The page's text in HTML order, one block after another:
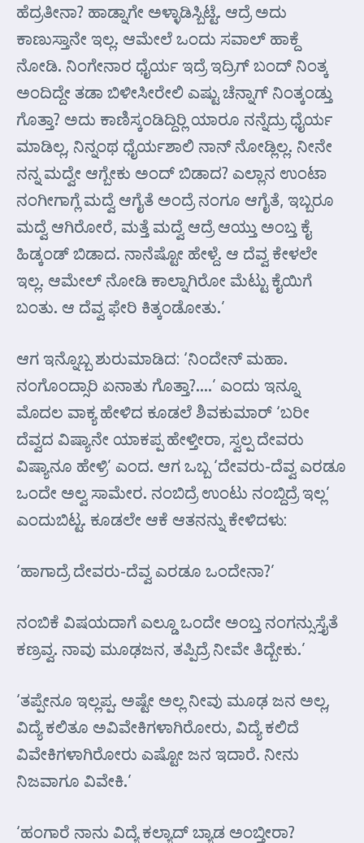
ಹೆದ್ರತೀನಾ? ಹಾಡ್ನಾಗೇ ಅಳ್ಳಾಡಿಸ್ಬಿಟ್ಟೆ. ಆದ್ರೆ ಅದು
ಕಾಣುಸ್ತಾನೇ ಇಲ್ಲ. ಆಮೇಲೆ ಒಂದು ಸವಾಲ್ ಹಾಕ್ದೆ
ನೋಡಿ. ನಿಂಗೇನಾರ ಧೈರ್ಯ ಇದ್ರೆ ಇದ್ರಿಗ್ ಬಂದ್ ನಿಂತ್ಕ
ಅಂದಿದ್ದೇ ತಡಾ ಬಿಳೀಸೀರೇಲಿ ಎಷ್ಟು ಚೆನ್ನಾಗ್ ನಿಂತ್ಕಂಡ್ತು
ಗೊತ್ತಾ? ಅದು ಕಾಣಿಸ್ಕಂಡಿದ್ದಿರ್‍ಲಿ ಯಾರೂ ನನ್ನೆದ್ರು ಧೈರ್ಯ
ಮಾಡಿಲ್ಲ, ನಿನ್ನಂಥ ಧೈರ್ಯಶಾಲಿ ನಾನ್ ನೋಡ್ಲಿಲ್ಲ. ನೀನೇ
ನನ್ನ ಮದ್ವೇ ಆಗ್ಬೇಕು ಅಂದ್ ಬಿಡಾದ? ಎಲ್ಲಾನ ಉಂಟಾ
ನಂಗೀಗಾಗ್ಲೆ ಮದ್ವೆ ಆಗೈತೆ ಅಂದ್ರೆ ನಂಗೂ ಆಗೈತೆ, ಇಬ್ಬರೂ
ಮದ್ವೆ ಆಗಿರೋರೆ, ಮತ್ತೆ ಮದ್ವೆ ಆದ್ರೆ ಆಯ್ತು ಅಂಬ್ತ ಕೈ
ಹಿಡ್ಕಂಡ್ ಬಿಡಾದ. ನಾನೆಷ್ಟೋ ಹೇಳ್ದೆ. ಆ ದೆವ್ವ ಕೇಳಲೇ
ಇಲ್ಲ. ಆಮೇಲ್ ನೋಡಿ ಕಾಲ್ನಾಗಿರೋ ಮೆಟ್ಟು ಕೈಯಿಗೆ
ಬಂತು. ಆ ದೆವ್ವ ಫೇರಿ ಕಿತ್ಕಂಡೋತು.’
ಆಗ ಇನ್ನೊಬ್ಬ ಶುರುಮಾಡಿದ: ‘ನಿಂದೇನ್ ಮಹಾ.
ನಂಗೊಂದ್ಸಾರಿ ಏನಾತು ಗೊತ್ತಾ?….’ ಎಂದು ಇನ್ನೂ
ಮೊದಲ ವಾಕ್ಯ ಹೇಳಿದ ಕೂಡಲೆ ಶಿವಕುಮಾರ್ ‘ಬರೀ
ದೆವ್ವದ ವಿಷ್ಯಾನೇ ಯಾಕಪ್ಪ ಹೇಳ್ತೀರಾ, ಸ್ವಲ್ಪ ದೇವರು
ವಿಷ್ಯಾನೂ ಹೇಳ್ರಿ’ ಎಂದ. ಆಗ ಒಬ್ಬ ‘ದೇವರು-ದೆವ್ವ ಎರಡೂ
ಒಂದೇ ಅಲ್ವ ಸಾಮೇರ. ನಂಬಿದ್ರೆ ಉಂಟು ನಂಬ್ದಿದ್ರೆ ಇಲ್ಲ’
ಎಂದುಬಿಟ್ಟ. ಕೂಡಲೇ ಆಕೆ ಆತನನ್ನು ಕೇಳಿದಳು:
‘ಹಾಗಾದ್ರೆ ದೇವರು-ದೆವ್ವ ಎರಡೂ ಒಂದೇನಾ?’
ನಂಬಿಕೆ ವಿಷಯದಾಗೆ ಎಲ್ಡೂ ಒಂದೇ ಅಂಬ್ತ ನಂಗನ್ಸುಸ್ತೈತೆ
ಕಣ್ರವ್ವ. ನಾವು ಮೂಢಜನ, ತಪ್ಪಿದ್ರೆ ನೀವೇ ತಿದ್ಬೇಕು.’
‘ತಪ್ಪೇನೂ ಇಲ್ಲಪ್ಪ. ಅಷ್ಟೇ ಅಲ್ಲ ನೀವು ಮೂಢ ಜನ ಅಲ್ಲ,
ವಿದ್ಯೆ ಕಲಿತೂ ಅವಿವೇಕಿಗಳಾಗಿರೋರು, ವಿದ್ಯೆ ಕಲಿದೆ
ವಿವೇಕಿಗಳಾಗಿರೋರು ಎಷ್ಟೋ ಜನ ಇದಾರೆ. ನೀನು
ನಿಜವಾಗೂ ವಿವೇಕಿ.’
‘ಹಂಗಾರೆ ನಾನು ವಿದ್ಯೆ ಕಲ್ಯಾದ್ ಬ್ಯಾಡ ಅಂಬ್ತೀರಾ?